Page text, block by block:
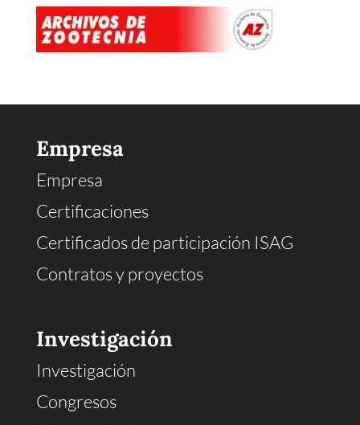
Empresa
Empresa
Certificaciones
Certificados de participación ISAG
Contratos y proyectos
Investigación
Investigación
Congresos